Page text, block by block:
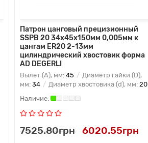
Патрон цанговый прецизионный
SSPB 20 34x45x150мм 0,005мм к
цангам ER20 2-13мм
цилиндрический хвостовик форма
AD DEGERLI
Вылет (A), мм: 45
Диаметр гайки (D),
мм: 34 Диаметр хвостовика (d), мм: 20
7525.80грн 6020.55грн